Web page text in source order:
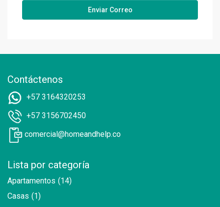
Contáctenos
+57 3164320253
+57 3156702450
comercial@homeandhelp.co
Lista por categoría
Apartamentos (14)
Casas (1)